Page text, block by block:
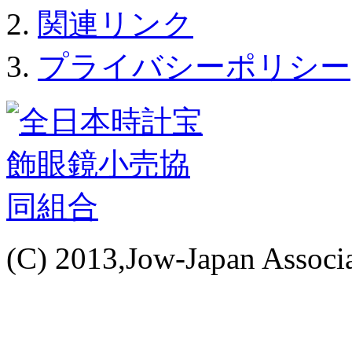
関連リンク
プライバシーポリシー
(C) 2013,Jow-Japan